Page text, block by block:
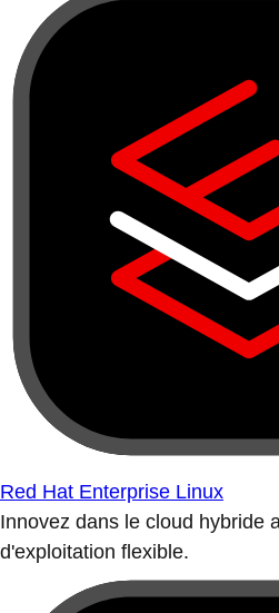
Red Hat Enterprise Linux
Innovez dans le cloud hybride
d'exploitation flexible.